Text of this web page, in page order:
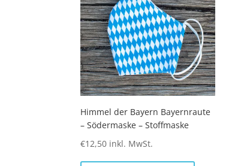
Himmel der Bayern Bayernraute
– Södermaske – Stoffmaske
€12,50 inkl. MwSt.